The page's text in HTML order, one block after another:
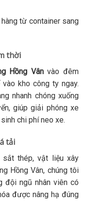
từ container sang
thời
Hồng Vânvào đêm
kho công ty ngay.
nhanh chóng xuống
giúp giải phóng xe
chi phí neo xe.
tải
thép, vật liệu xây
Hồng Vân, chúng tôi
đội ngũ nhân viên có
được nâng hạ đúng